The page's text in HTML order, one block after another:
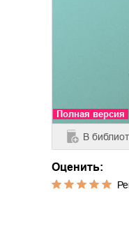
Полная версия
В
Оценить: